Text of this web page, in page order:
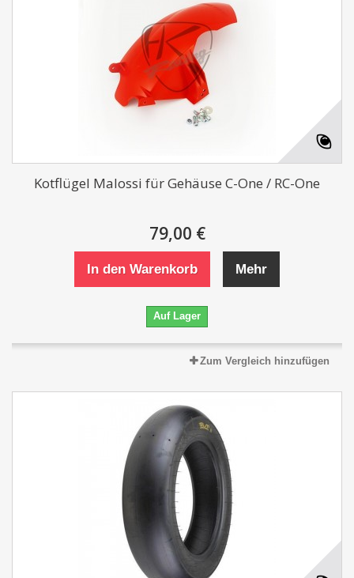
Kotflügel Malossi für Gehäuse C-One / RC-One
79,00 €
In den Warenkorb Mehr
Auf Lager
Zum Vergleich hinzufügen